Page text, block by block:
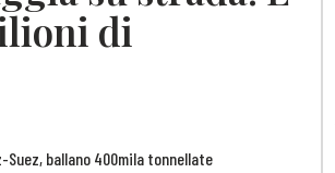
di
Suez, ballano 400mila tonnellate